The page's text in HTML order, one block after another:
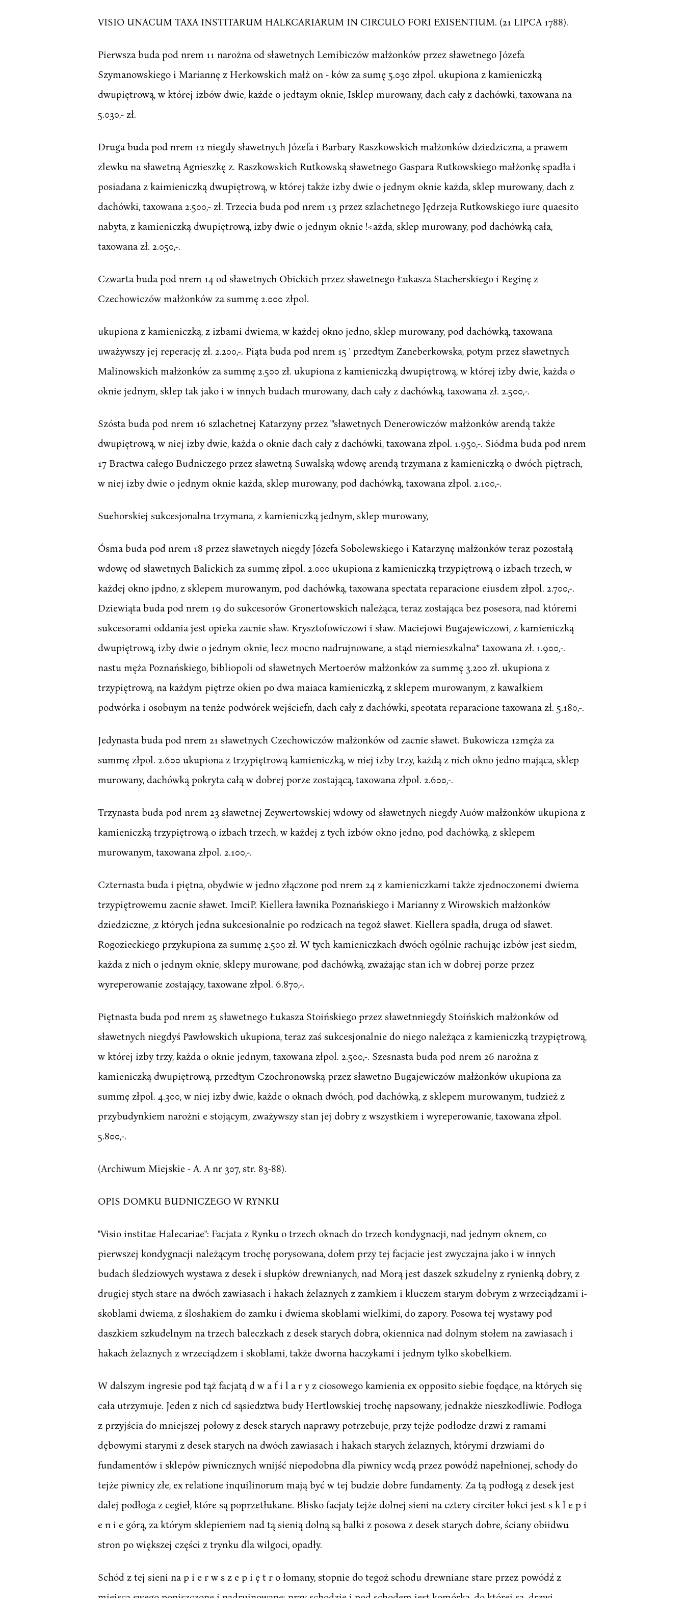
VISIO UNACUM TAXA INSTITARUM HALKCARIARUM IN CIRCULO FORI EXISENTIUM. (21 LIPCA 1788).
Pierwsza buda pod nrem 11 narożna od sławetnych Lemibiczów małżonków przez sławetnego Józefa
Szymanowskiego i Mariannę z Herkowskich małż on - ków za sumę 5.030 złpol. ukupiona z kamieniczką
dwupiętrową, w której izbów dwie, każde o jedtaym oknie, Isklep murowany, dach cały z dachówki, taxowana na
5.030,- zł.
Druga buda pod nrem 12 niegdy sławetnych Józefa i Barbary Raszkowskich małżonków dziedziczna, a prawem
zlewku na sławetną Agnieszkę z. Raszkowskich Rutkowską sławetnego Gaspara Rutkowskiego małżonkę spadła i
posiadana z kaimieniczką dwupiętrową, w której także izby dwie o jednym oknie każda, sklep murowany, dach z
dachówki, taxowana 2.500,- zł. Trzecia buda pod nrem 13 przez szlachetnego Jędrzeja Rutkowskiego iure quaesito
nabyta, z kamieniczką dwupiętrową, izby dwie o jednym oknie !<ażda, sklep murowany, pod dachówką cała,
taxowana zł. 2.050,-.
Czwarta buda pod nrem 14 od sławetnych Obickich przez sławetnego Łukasza Stacherskiego i Reginę z
Czechowiczów małżonków za summę 2.000 złpol.
ukupiona z kamieniczką, z izbami dwiema, w każdej okno jedno, sklep murowany, pod dachówką, taxowana
uważywszy jej reperację zł. 2.200,-. Piąta buda pod nrem 15 ' przedtym Zaneberkowska, potym przez sławetnych
Malinowskich małżonków za summę 2.500 zł. ukupiona z kamieniczką dwupiętrową, w której izby dwie, każda o
oknie jednym, sklep tak jako i w innych budach murowany, dach cały z dachówką, taxowana zł. 2.500,-.
Szósta buda pod nrem 16 szlachetnej Katarzyny przez "'sławetnych Denerowiczów małżonków arendą także
dwupiętrową, w niej izby dwie, każda o oknie dach cały z dachówki, taxowana złpol. 1.950,-. Siódma buda pod nrem
17 Bractwa całego Budniczego przez sławetną Suwalską wdowę arendą trzymana z kamieniczką o dwóch piętrach,
w niej izby dwie o jednym oknie każda, sklep murowany, pod dachówką, taxowana złpol. 2.100,-.
Suehorskiej sukcesjonalna trzymana, z kamieniczką jednym, sklep murowany,
Ósma buda pod nrem 18 przez sławetnych niegdy Józefa Sobolewskiego i Katarzynę małżonków teraz pozostałą
wdowę od sławetnych Balickich za summę złpol. 2.000 ukupiona z kamieniczką trzypiętrową o izbach trzech, w
każdej okno jpdno, z sklepem murowanym, pod dachówką, taxowana spectata reparacione eiusdem złpol. 2.700,-.
Dziewiąta buda pod nrem 19 do sukcesorów Gronertowskich należąca, teraz zostająca bez posesora, nad któremi
sukcesorami oddania jest opieka zacnie sław. Krysztofowiczowi i sław. Maciejowi Bugajewiczowi, z kamieniczką
dwupiętrową, izby dwie o jednym oknie, lecz mocno nadrujnowane, a stąd niemieszkalna* taxowana zł. 1.900,-.
nastu męża Poznańskiego, bibliopoli od sławetnych Mertoerów małżonków za summę 3.200 zł. ukupiona z
trzypiętrową, na każdym piętrze okien po dwa maiaca kamieniczką, z sklepem murowanym, z kawałkiem
podwórka i osobnym na tenże podwórek wejściefn, dach cały z dachówki, speotata reparacione taxowana zł. 5.180,-.
Jedynasta buda pod nrem 21 sławetnych Czechowiczów małżonków od zacnie sławet. Bukowicza 12męża za
summę złpol. 2.600 ukupiona z trzypiętrową kamieniczką, w niej izby trzy, każdą z nich okno jedno mająca, sklep
murowany, dachówką pokryta całą w dobrej porze zostającą, taxowana złpol. 2.600,-.
Trzynasta buda pod nrem 23 sławetnej Zeywertowskiej wdowy od sławetnych niegdy Auów małżonków ukupiona z
kamieniczką trzypiętrową o izbach trzech, w każdej z tych izbów okno jedno, pod dachówką, z sklepem
murowanym, taxowana złpol. 2.100,-.
Czternasta buda i piętna, obydwie w jedno złączone pod nrem 24 z kamieniczkami także zjednoczonemi dwiema
trzypiętrowemu zacnie sławet. ImciP. Kiellera ławnika Poznańskiego i Marianny z Wirowskich małżonków
dziedziczne, ,z których jedna sukcesionalnie po rodzicach na tegoż sławet. Kiellera spadła, druga od sławet.
Rogozieckiego przykupiona za summę 2.500 zł. W tych kamieniczkach dwóch ogólnie rachując izbów jest siedm,
każda z nich o jednym oknie, sklepy murowane, pod dachówką, zważając stan ich w dobrej porze przez
wyreperowanie zostający, taxowane złpol. 6.870,-.
Piętnasta buda pod nrem 25 sławetnego Łukasza Stoińskiego przez sławetnniegdy Stoińskich małżonków od
sławetnych niegdyś Pawłowskich ukupiona, teraz zaś sukcesjonalnie do niego należąca z kamieniczką trzypiętrową,
w której izby trzy, każda o oknie jednym, taxowana złpol. 2.500,-. Szesnasta buda pod nrem 26 narożna z
kamieniczką dwupiętrową, przedtym Czochronowską przez sławetno Bugajewiczów małżonków ukupiona za
summę złpol. 4.300, w niej izby dwie, każde o oknach dwóch, pod dachówką, z sklepem murowanym, tudzież z
przybudynkiem narożni e stojącym, zważywszy stan jej dobry z wszystkiem i wyreperowanie, taxowana złpol.
5.800,-.
(Archiwum Miejskie - A. A nr 307, str. 83-88).
OPIS DOMKU BUDNICZEGO W RYNKU
"Visio institae Halecariae": Facjata z Rynku o trzech oknach do trzech kondygnacji, nad jednym oknem, co
pierwszej kondygnacji należącym trochę porysowana, dołem przy tej facjacie jest zwyczajna jako i w innych
budach śledziowych wystawa z desek i słupków drewnianych, nad Morą jest daszek szkudelny z rynienką dobry, z
drugiej stych stare na dwóch zawiasach i hakach żelaznych z zamkiem i kluczem starym dobrym z wrzeciądzami i-
skoblami dwiema, z śloshakiem do zamku i dwiema skoblami wielkimi, do zapory. Posowa tej wystawy pod
daszkiem szkudelnym na trzech baleczkach z desek starych dobra, okiennica nad dolnym stołem na zawiasach i
hakach żelaznych z wrzeciądzem i skoblami, także dworna haczykami i jednym tylko skobelkiem.
W dalszym ingresie pod tąż facjatą d w a f i l a r y z ciosowego kamienia ex opposito siebie foędące, na których się
cała utrzymuje. Jeden z nich cd sąsiedztwa budy Hertlowskiej trochę napsowany, jednakże nieszkodliwie. Podłoga
z przyjścia do mniejszej połowy z desek starych naprawy potrzebuje, przy tejże podłodze drzwi z ramami
dębowymi starymi z desek starych na dwóch zawiasach i hakach starych żelaznych, którymi drzwiami do
fundamentów i sklepów piwnicznych wnijść niepodobna dla piwnicy wcdą przez powódź napełnionej, schody do
tejże piwnicy złe, ex relatione inquilinorum mają być w tej budzie dobre fundamenty. Za tą podłogą z desek jest
dalej podłoga z cegieł, które są poprzetłukane. Blisko facjaty tejże dolnej sieni na cztery circiter łokci jest s k l e p i
e n i e górą, za którym sklepieniem nad tą sienią dolną są balki z posowa z desek starych dobre, ściany obiidwu
stron po większej części z trynku dla wilgoci, opadły.
Schód z tej sieni na p i e r w s z e p i ę t r o łomany, stopnie do tegoż schodu drewniane stare przez powódź z